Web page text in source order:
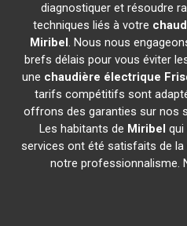
diagnostiquer et résoudre
techniques liés à votre
Miribel. Nous nous
brefs délais pour vous éviter
une chaudière électrique
tarifs compétitifs sont
offrons des garanties sur nos
Les habitants de Miribel qui
services ont été satisfaits de
notre professionnalisme.